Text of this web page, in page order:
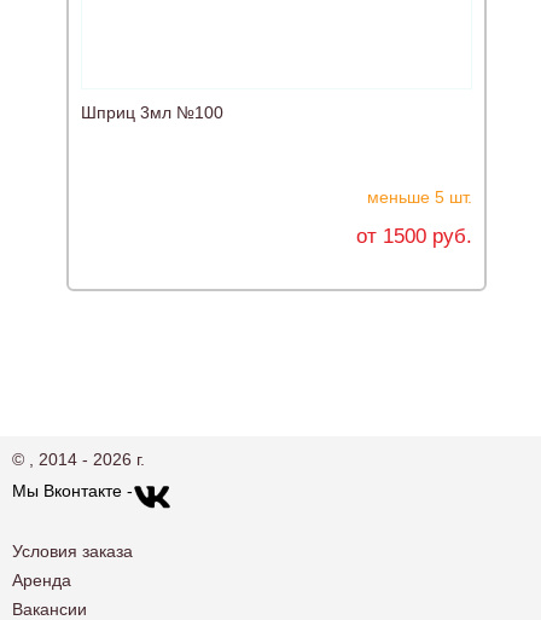
Шприц 3мл №100
меньше 5 шт.
от 1500 руб.
© , 2014 - 2026 г.
Мы Вконтакте -
Условия заказа
Аренда
Вакансии